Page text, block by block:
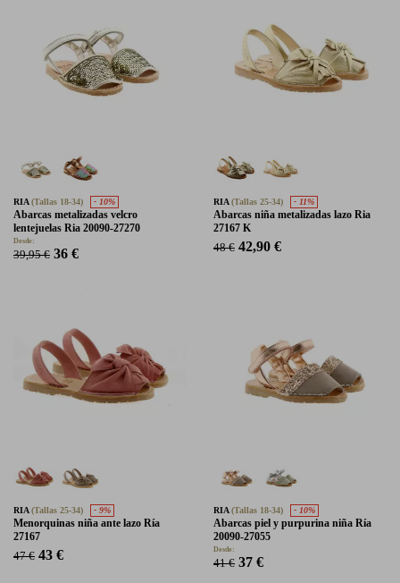
RIA(Tallas 18-34) - 10%
Abarcas metalizadas velcro
lentejuelas Ria 20090-27270
Desde:
39,95 € 36 €
RIA(Tallas 25-34) - 11%
Abarcas niña metalizadas lazo Ria
27167 K
48 € 42,90 €
RIA(Tallas 25-34) - 9%
Menorquinas niña ante lazo Ría
27167
47 € 43 €
RIA(Tallas 18-34) - 10%
Abarcas piel y purpurina niña Ría
20090-27055
Desde:
41 € 37 €